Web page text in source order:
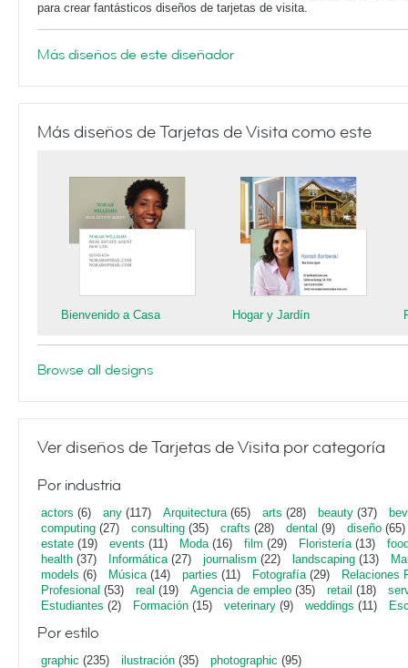
para crear fantásticos diseños de tarjetas de visita.
Más diseños de este diseñador
Más diseños de Tarjetas de Visita como este
Bienvenido a Casa Hogar y Jardín
Browse all designs
Ver diseños de Tarjetas de Visita por categoría
Por industria
actors (6) any (117) Arquitectura(65) arts (28) beauty (37)
computing (27) consulting (35) crafts (28) dental (9) diseño (65)
estate (19) events (11) Moda(16) film (29) Floristería(13)
health (37) Informática(27) journalism (22) landscaping (13)
models (6) Música(14) parties (11) Fotografía(29)
Relaciones
Profesional (53) real (19) Agencia de empleo (35) retail (18)
Estudiantes (2) Formación (15) veterinary (9) weddings (11)
Por estilo
graphic (235) ilustración (35) photographic (95)